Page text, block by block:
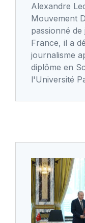
Alexandre
Mouvement
passionné
France, il a
journalisme
diplôme en
l'Université